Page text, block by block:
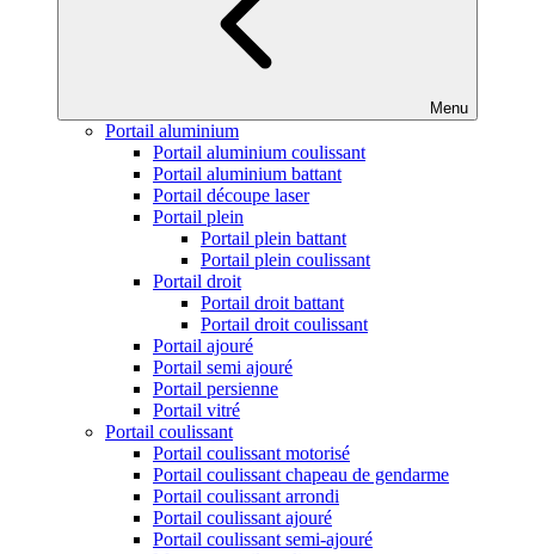
Menu
Portail aluminium
Portail aluminium coulissant
Portail aluminium battant
Portail découpe laser
Portail plein
Portail plein battant
Portail plein coulissant
Portail droit
Portail droit battant
Portail droit coulissant
Portail ajouré
Portail semi ajouré
Portail persienne
Portail vitré
Portail coulissant
Portail coulissant motorisé
Portail coulissant chapeau de gendarme
Portail coulissant arrondi
Portail coulissant ajouré
Portail coulissant semi-ajouré